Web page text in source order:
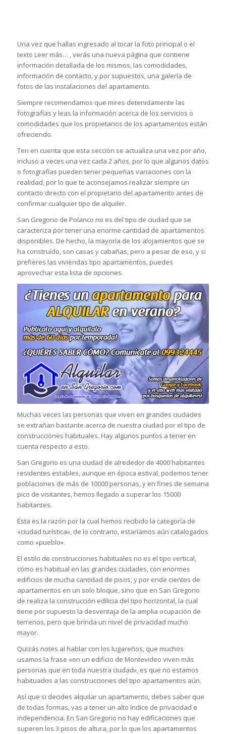
Una vez que hallas ingresado al tocar la foto principal o el
texto Leer más… , verás una nueva página que contiene
información detallada de los mismos, las comodidades,
información de contacto, y por supuestos, una galería de
fotos de las instalaciones del apartamento.
Siempre recomendamos que mires detenidamente las
fotografías y leas la información acerca de los servicios o
comodidades que los propietarios de los apartamentos están
ofreciendo.
Ten en cuenta que esta sección se actualiza una vez por año,
incluso a veces una vez cada 2 años, por lo que algunos datos
o fotografías pueden tener pequeñas variaciones con la
realidad, por lo que te aconsejamos realizar siempre un
contacto directo con el propietario del apartamento antes de
confirmar cualquier tipo de alquiler.
San Gregorio de Polanco no es del tipo de ciudad que se
caracteriza por tener una enorme cantidad de apartamentos
disponibles. De hecho, la mayoría de los alojamientos que se
ha construído, son casas y cabañas, pero a pesar de eso, y si
prefieres las viviendas tipo apartamentos, puedes
aprovechar esta lista de opciones.
Muchas veces las personas que viven en grandes ciudades
se extrañan bastante acerca de nuestra ciudad por el tipo de
construcciones habituales. Hay algunos puntos a tener en
cuenta respecto a esto.
San Gregorio es una ciudad de alrededor de 4000 habitantes
residentes estables, aunque en época estival, podemos tener
poblaciones de más de 10000 personas, y en fines de semana
pico de visitantes, hemos llegado a superar los 15000
habitantes.
Ésta es la razón por la cual hemos recibido la categoría de
«ciudad turística», de lo contrario, estaríamos aún catalogados
como «pueblo».
El estilo de construcciones habituales no es el tipo vertical,
cómo es habitual en las grandes ciudades, con enormes
edificios de mucha cantidad de pisos, y por ende cientos de
apartamentos en un solo bloque, sino que en San Gregorio
de realiza la construcción edilicia del tipo horizontal, la cual
tiene por supuesto la desventaja de la amplia ocupación de
terrenos, pero que brinda un nivel de privacidad mucho
mayor.
Quizás notes al hablar con los lugareños, que muchos
usamos la frase «en un edificio de Montevideo viven más
personas que en toda nuestra ciudad», es que no estamos
habituados a las construcciones del tipo apartamentos aún.
Así que si decides alquilar un apartamento, debes saber que
de todas formas, vas a tener un alto índice de privacidad e
independencia. En San Gregorio no hay edificaciones que
superen los 3 pisos de altura, por lo que los apartamentos